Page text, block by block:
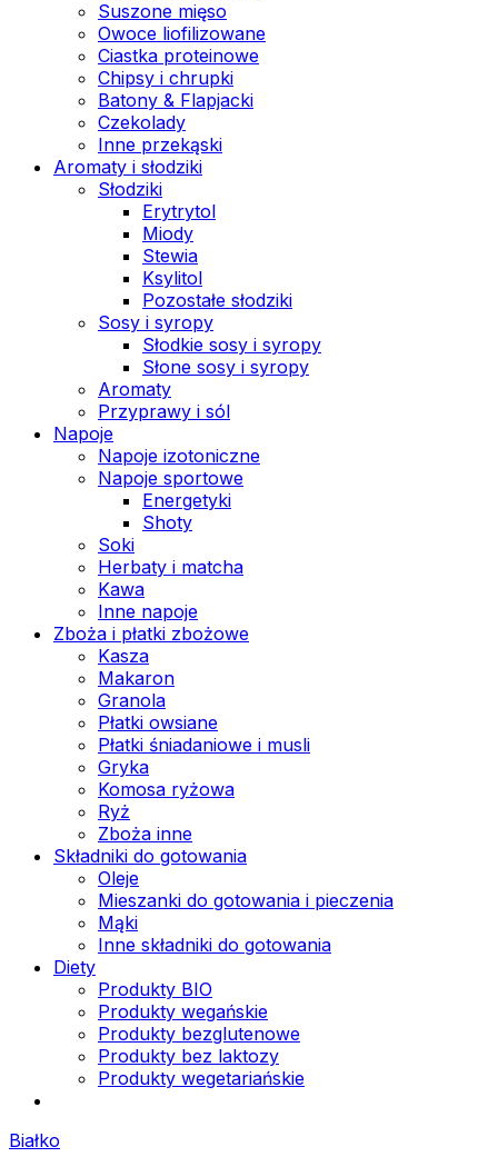
Suszone mięso
Owoce liofilizowane
Ciastka proteinowe
Chipsy i chrupki
Batony & Flapjacki
Czekolady
Inne przekąski
Aromaty i słodziki
Słodziki
Erytrytol
Miody
Stewia
Ksylitol
Pozostałe słodziki
Sosy i syropy
Słodkie sosy i syropy
Słone sosy i syropy
Aromaty
Przyprawy i sól
Napoje
Napoje izotoniczne
Napoje sportowe
Energetyki
Shoty
Soki
Herbaty i matcha
Kawa
Inne napoje
Zboża i płatki zbożowe
Kasza
Makaron
Granola
Płatki owsiane
Płatki śniadaniowe i musli
Gryka
Komosa ryżowa
Ryż
Zboża inne
Składniki do gotowania
Oleje
Mieszanki do gotowania i pieczenia
Mąki
Inne składniki do gotowania
Diety
Produkty BIO
Produkty wegańskie
Produkty bezglutenowe
Produkty bez laktozy
Produkty wegetariańskie
Białko